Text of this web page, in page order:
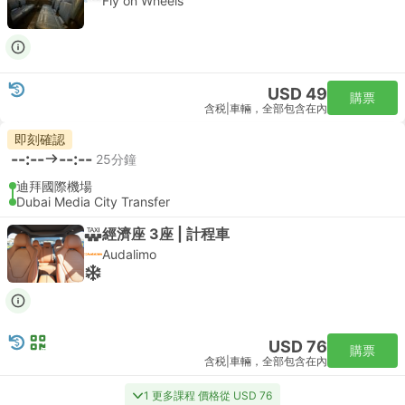
USD 49
含税 車輛，全部包含在內
購票
即刻確認
--:-- --:-- 25分鐘
迪拜國際機場
Dubai Media City Transfer
經濟座 3座 | 計程車
Audalimo
USD 76
含税 車輛，全部包含在內
購票
1 更多課程 價格從 USD 76